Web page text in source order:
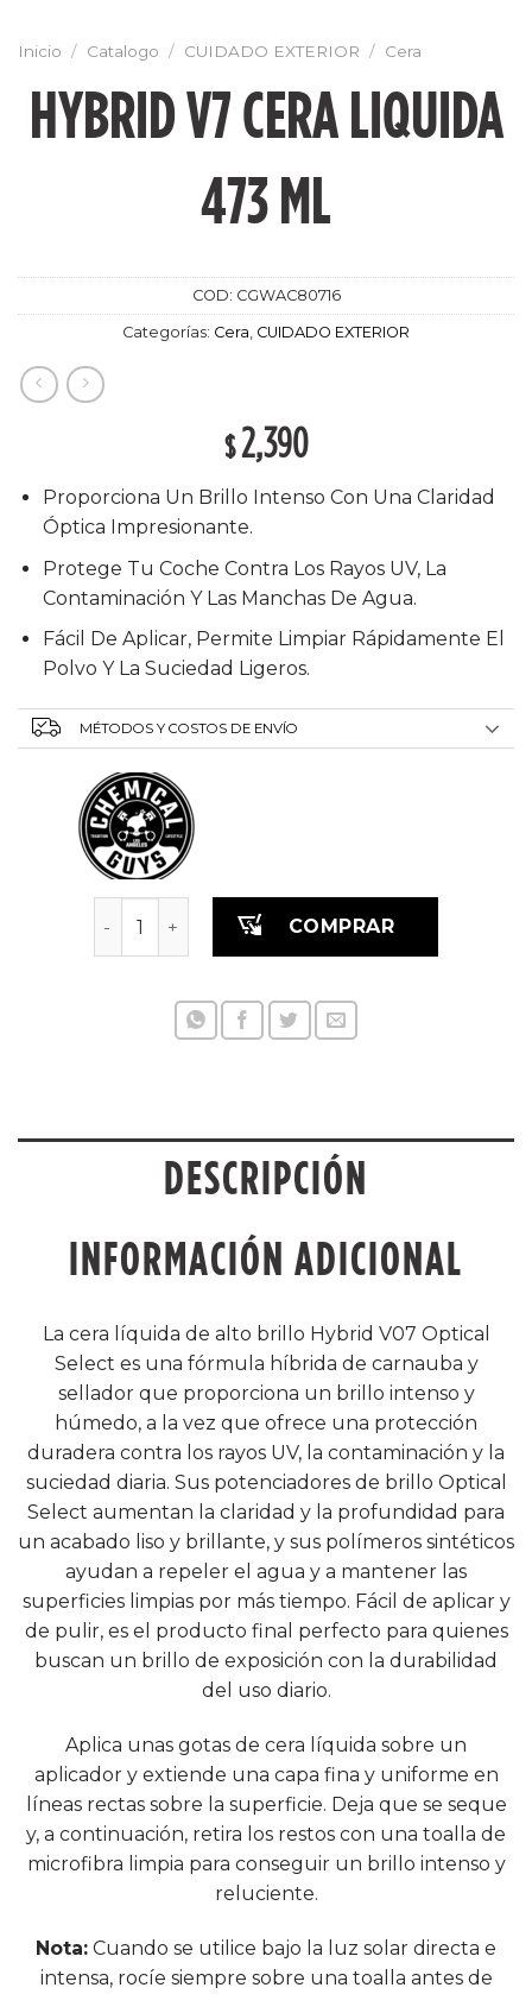
Inicio / Catalogo / CUIDADO EXTERIOR / Cera
HYBRID V7 CERA LIQUIDA
473 ML
COD: CGWAC80716
Categorías: Cera CUIDADO EXTERIOR
$ 2,390
Proporciona Un Brillo Intenso Con Una Claridad
Óptica Impresionante.
Protege Tu Coche Contra Los Rayos UV, La
Contaminación Y Las Manchas De Agua.
Fácil De Aplicar, Permite Limpiar Rápidamente El
Polvo Y La Suciedad Ligeros.
MÉTODOS Y COSTOS DE ENVÍO
Hybrid V7 Cera liquida 473 ml cantidad
COMPRAR
DESCRIPCIÓN
INFORMACIÓN ADICIONAL
La cera líquida de alto brillo Hybrid V07 Optical
Select es una fórmula híbrida de carnauba y
sellador que proporciona un brillo intenso y
húmedo, a la vez que ofrece una protección
duradera contra los rayos UV, la contaminación y la
suciedad diaria. Sus potenciadores de brillo Optical
Select aumentan la claridad y la profundidad para
un acabado liso y brillante, y sus polímeros sintéticos
ayudan a repeler el agua y a mantener las
superficies limpias por más tiempo. Fácil de aplicar y
de pulir, es el producto final perfecto para quienes
buscan un brillo de exposición con la durabilidad
del uso diario.
Aplica unas gotas de cera líquida sobre un
aplicadory extiende una capa fina y uniforme en
líneas rectas sobre la superficie. Deja que se seque
y, a continuación, retira los restos con una toalla de
microfibra limpia para conseguir un brillo intenso y
reluciente.
Nota: Cuando se utilice bajo la luz solar directa e
intensa, rocíe siempre sobre una toalla antes de